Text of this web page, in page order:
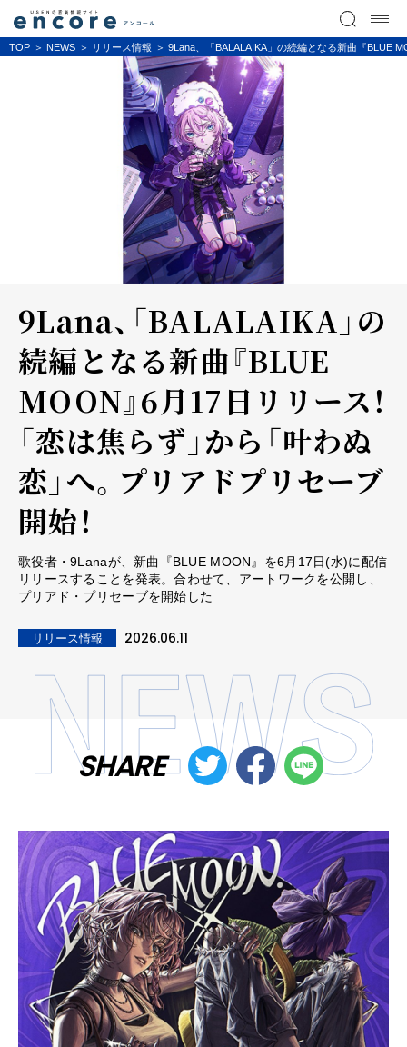
TOP NEWS リリース情報 9Lana、「BALALAIKA」の続編となる新曲『BLUE
9Lana、「BALALAIKA」の
続編となる新曲『BLUE
MOON』6月17日リリース！
「恋は焦らず」から「叶わぬ
恋」へ。プリアドプリセーブ
開始！
歌役者・9Lanaが、新曲『BLUE MOON』を6月17日(水)に配信
リリースすることを発表。合わせて、アートワークを公開し、
プリアド・プリセーブを開始した
リリース情報 2026.06.11
SHARE